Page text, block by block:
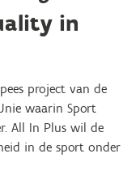
in
project van de
waarin Sport
All In Plus wil de
in de sport onder